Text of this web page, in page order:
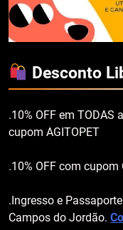
Desconto
.10% OFF em TODAS
cupom AGITOPET
.10% OFF com cupom
.Ingresso e
Campos do Jordão.